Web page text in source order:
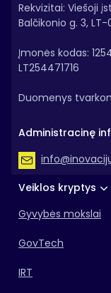
Veiklos kryptys
Gyvybės mokslai
GovTech
IRT
Rekvizitai: Viešoji
Balčikonio g. 3,
Įmonės kodas:
LT254471716
Duomenys
Administracinę